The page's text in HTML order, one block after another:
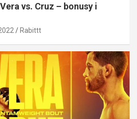
vs. Cruz – bonusy i
Rabittt